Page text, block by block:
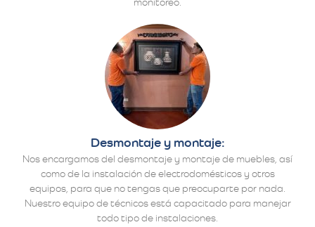
Desmontaje y montaje:
Nos encargamos del desmontaje y montaje de muebles, así
como de la instalación de electrodomésticos y otros
equipos, para que no tengas que preocuparte por nada.
Nuestro equipo de técnicos está capacitado para manejar
todo tipo de instalaciones.